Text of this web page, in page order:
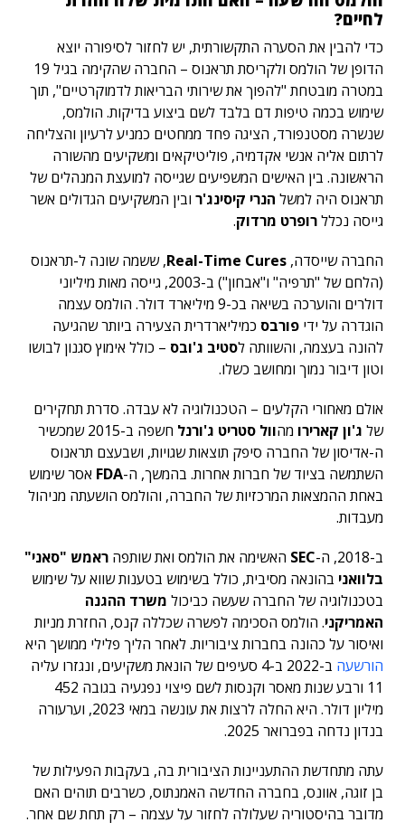
לחיים?
כדי להבין את הסערה התקשורתית, יש לחזור לסיפורה יוצא
הדופן של הולמס ולקריסת תראנוס – החברה שהקימה בגיל 19
במטרה מובטחת "להפוך את שירותי הבריאות לדמוקרטיים", תוך
שימוש בכמה טיפות דם בלבד לשם ביצוע בדיקות. הולמס,
שנשרה מסטנפורד, הציגה פחד ממחטים כמניע לרעיון והצליחה
לרתום אליה אנשי אקדמיה, פוליטיקאים ומשקיעים מהשורה
הראשונה. בין האישים המשפיעים שגייסה למועצת המנהלים של
תראנוס היה למשל הנרי קיסינג'ר ובין המשקיעים הגדולים אשר
גייסה נכללרופרט מרדוק.
החברה שייסדה, Real-Time Cures, ששמה שונה ל-תראנוס
(הלחם של "תרפיה" ו"אבחון") ב-2003, גייסה מאות מיליוני
דולרים והוערכה בשיאה בכ-9 מיליארד דולר. הולמס עצמה
הוגדרה על ידי פורבס כמיליארדרית הצעירה ביותר שהגיעה
להונה בעצמה, והשוותה לסטיב ג'ובס – כולל אימוץ סגנון לבושו
וטון דיבור נמוך ומחושב כשלו.
אולם מאחורי הקלעים – הטכנולוגיה לא עבדה. סדרת תחקירים
של ג'ון קארירו מהוול סטריט ג'ורנל
חשפה ב-2015 שמכשיר
ה-אדיסון של החברה סיפק תוצאות שגויות, ושבעצם תראנוס
השתמשה בציוד של חברות אחרות. בהמשך, ה-FDA אסר שימוש
באחת ההמצאות המרכזיות של החברה, והולמס הושעתה מניהול
מעבדות.
ב-2018, ה-
SEC האשימה את הולמס ואת שותפה ראמש "סאני"
בלוואני בהונאה מסיבית, כולל בשימוש בטענות שווא על שימוש
בטכנולוגיה של החברה שעשה כביכול משרד ההגנה
האמריקני. הולמס הסכימה לפשרה שכללה קנס, החזרת מניות
ואיסור על כהונה בחברות ציבוריות. לאחר הליך פלילי ממושך היא
הורשעה
ב-2022 ב-4 סעיפים של הונאת משקיעים, ונגזרו עליה
11 ורבע שנות מאסר וקנסות לשם פיצוי נפגעיה בגובה 452
מיליון דולר. היא החלה לרצות את עונשה במאי 2023, וערעורה
בנדון נדחה בפברואר 2025.
עתה מתחדשת ההתעניינות הציבורית בה, בעקבות הפעילות של
בן זוגה, אוונס, בחברה החדשה האמנתוס, כשרבים תוהים האם
מדובר בהיסטוריה שעלולה לחזור על עצמה – רק תחת שם אחר.